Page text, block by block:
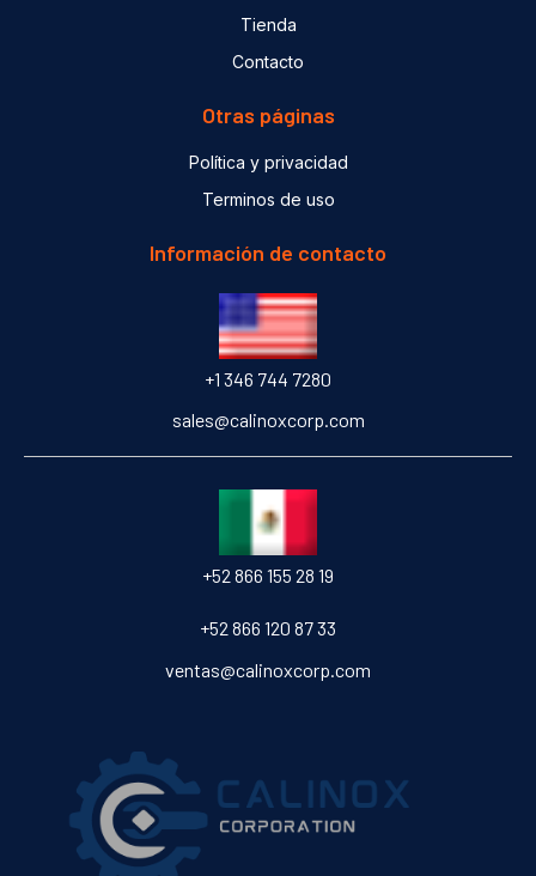
Tienda
Contacto
Otras páginas
Política y privacidad
Terminos de uso
Información de contacto
+1 346 744 7280
sales@calinoxcorp.com
‎+52 866 155 28 19
‎+52 866 120 87 33
ventas@calinoxcorp.com